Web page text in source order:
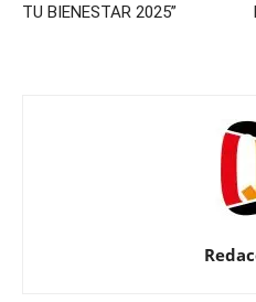
TU BIENESTAR 2025”